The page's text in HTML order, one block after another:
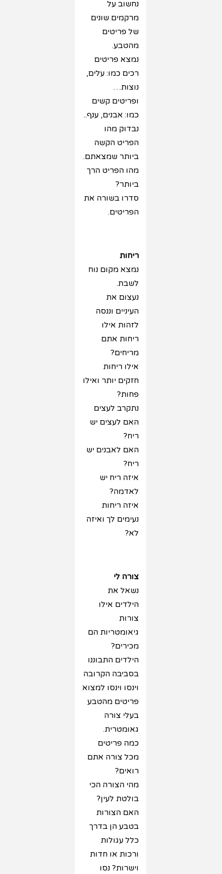
נחשוב על
מרקמים שונים
של פריטים
מהטבע.
נמצא פריטים
רכים כמו: עלים,
נוצות…
ופריטים קשים
כמו: אבנים, ענף..
נבדוק מהו
הפריט הקשה
ביותר שמצאתם.
מהו הפריט הרך
ביותר?
סדרו בשורה את
הפריטים.
ריחות
נמצא מקום נוח
לשבת.
נעצום את
העיניים וננסה
לזהות אילו
ריחות אתם
מריחים?
אילו ריחות
חזקים יותר ואילו
פחות?
נתקרב לעצים
האם לעצים יש
ריח?
האם לאבנים יש
ריח?
איזה ריח יש
לאדמה?
איזה ריחות
נעימים לך ואיזה
לא?
צורה לי
נשאל את
הילדים אילו
צורות
גיאומטריות הם
מכירים?
הילדים התבוננו
בסביבה הקרובה
וינסו וינסו למצוא
פריטים מהטבע
בעלי צורה
גאומטרית.
כמה פריטים
מכל צורה אתם
רואים?
מהי הצורה הכי
בולטת לעין?
האם הצורות
בטבע הן בדרך
כלל עגולות
ורכות או חדות
וישרות? נסו